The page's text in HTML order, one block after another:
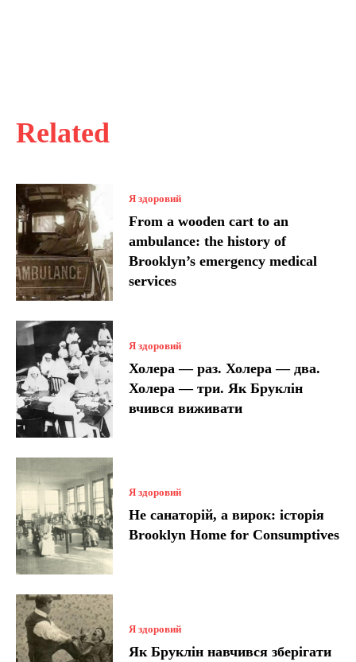
Related
Я здоровий
From a wooden cart to an
ambulance: the history of
Brooklyn’s emergency medical
services
Я здоровий
Холера — раз. Холера — два.
Холера — три. Як Бруклін
вчився виживати
Я здоровий
Не санаторій, а вирок: історія
Brooklyn Home for Consumptives
Я здоровий
Як Бруклін навчився зберігати